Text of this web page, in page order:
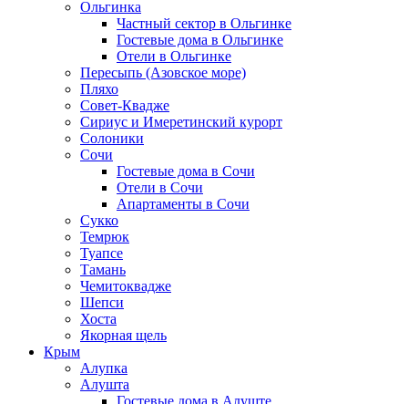
Ольгинка
Частный сектор в Ольгинке
Гостевые дома в Ольгинке
Отели в Ольгинке
Пересыпь (Азовское море)
Пляхо
Совет-Квадже
Сириус и Имеретинский курорт
Солоники
Сочи
Гостевые дома в Сочи
Отели в Сочи
Апартаменты в Сочи
Сукко
Темрюк
Туапсе
Тамань
Чемитоквадже
Шепси
Хоста
Якорная щель
Крым
Алупка
Алушта
Гостевые дома в Алуште